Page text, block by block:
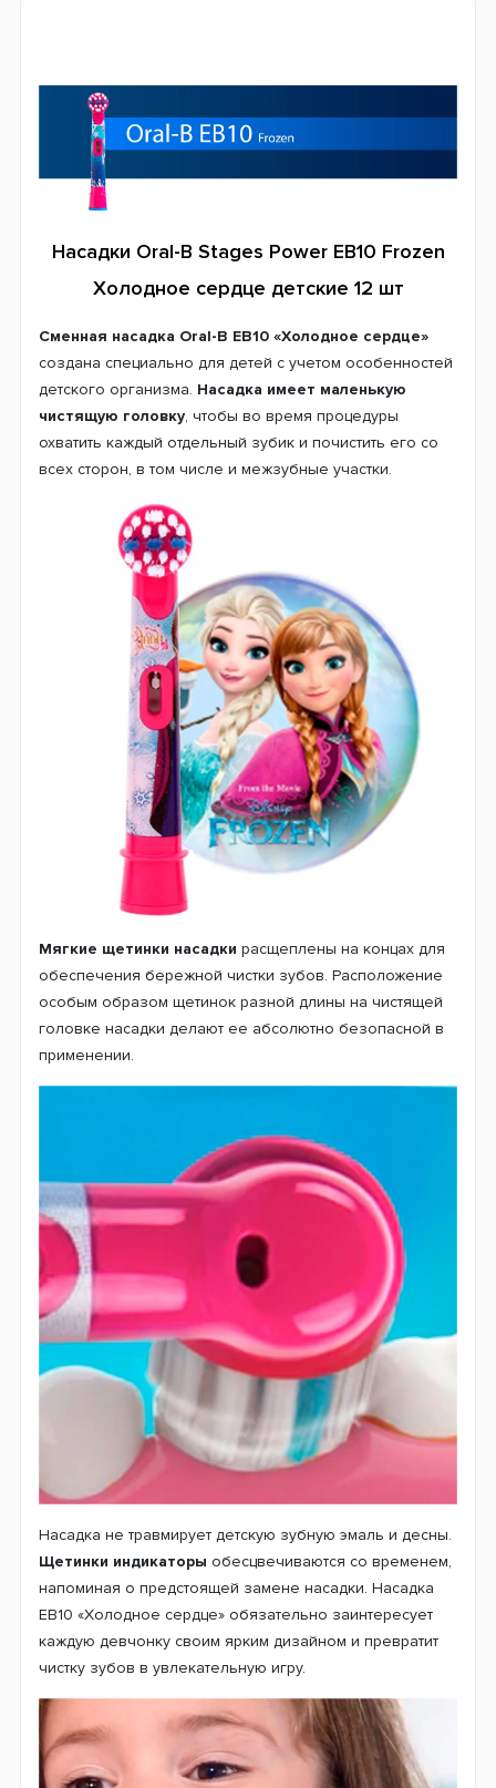
Насадки Oral-B Stages Power EB10 Frozen
Холодное сердце детские 12 шт
Сменная насадка Oral-B EB10 «Холодное сердце»
создана специально для детей с учетом особенностей
детского организма. Насадка имеет маленькую
чистящую головку, чтобы во время процедуры
охватить каждый отдельный зубик и почистить его со
всех сторон, в том числе и межзубные участки.
Мягкие щетинки насадки расщеплены на концах для
обеспечения бережной чистки зубов. Расположение
особым образом щетинок разной длины на чистящей
головке насадки делают ее абсолютно безопасной в
применении.
Насадка не травмирует детскую зубную эмаль и десны.
Щетинки индикаторы обесцвечиваются со временем,
напоминая о предстоящей замене насадки. Насадка
EB10 «Холодное сердце» обязательно заинтересует
каждую девчонку своим ярким дизайном и превратит
чистку зубов в увлекательную игру.